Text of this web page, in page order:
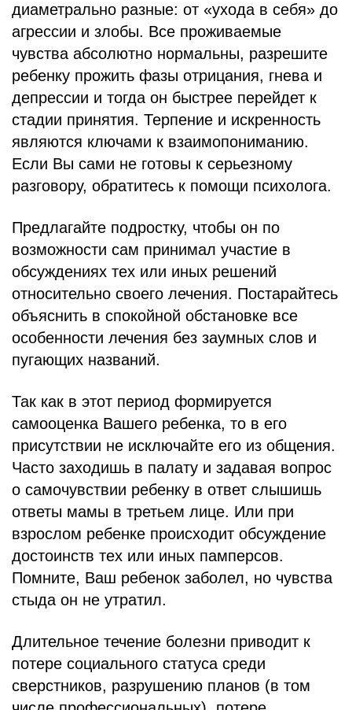
диаметрально разные: от «ухода в себя» до
агрессии и злобы. Все проживаемые
чувства абсолютно нормальны, разрешите
ребенку прожить фазы отрицания, гнева и
депрессии и тогда он быстрее перейдет к
стадии принятия. Терпение и искренность
являются ключами к взаимопониманию.
Если Вы сами не готовы к серьезному
разговору, обратитесь к помощи психолога.
Предлагайте подростку, чтобы он по
возможности сам принимал участие в
обсуждениях тех или иных решений
относительно своего лечения. Постарайтесь
объяснить в спокойной обстановке все
особенности лечения без заумных слов и
пугающих названий.
Так как в этот период формируется
самооценка Вашего ребенка, то в его
присутствии не исключайте его из общения.
Часто заходишь в палату и задавая вопрос
о самочувствии ребенку в ответ слышишь
ответы мамы в третьем лице. Или при
взрослом ребенке происходит обсуждение
достоинств тех или иных памперсов.
Помните, Ваш ребенок заболел, но чувства
стыда он не утратил.
Длительное течение болезни приводит к
потере социального статуса среди
сверстников, разрушению планов (в том